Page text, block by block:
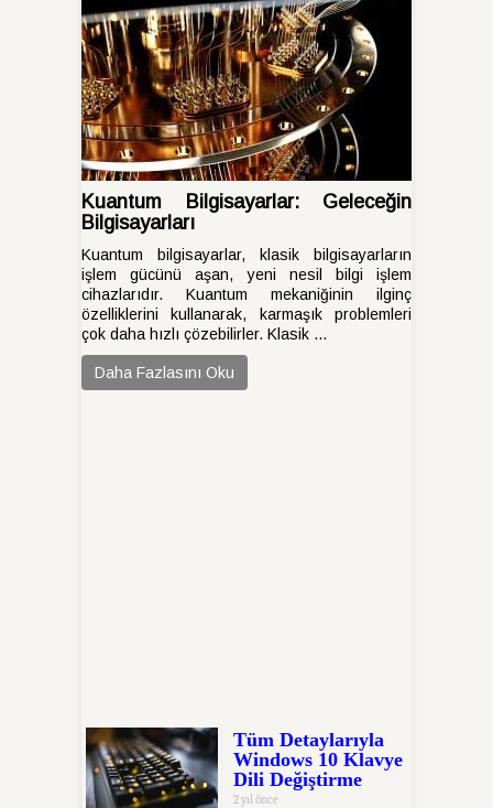
Kuantum Bilgisayarlar: Geleceğin
Bilgisayarları
Kuantum bilgisayarlar, klasik bilgisayarların
işlem gücünü aşan, yeni nesil bilgi işlem
cihazlarıdır. Kuantum mekaniğinin ilginç
özelliklerini kullanarak, karmaşık problemleri
çok daha hızlı çözebilirler. Klasik ...
Daha Fazlasını Oku
Tüm Detaylarıyla
Windows 10 Klavye
Dili Değiştirme
2 yıl önce